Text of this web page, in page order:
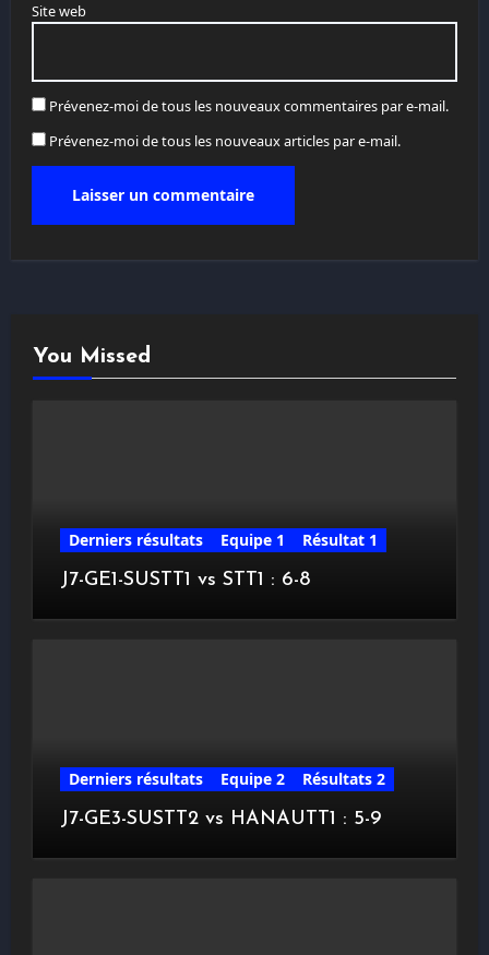
Site web
Prévenez-moi de tous les nouveaux commentaires par e-mail.
Prévenez-moi de tous les nouveaux articles par e-mail.
You Missed
Derniers résultats Equipe 1
Résultat 1
J7-GE1-SUSTT1 vs STT1 : 6-8
Derniers résultats Equipe 2
Résultats 2
J7-GE3-SUSTT2 vs HANAUTT1 : 5-9